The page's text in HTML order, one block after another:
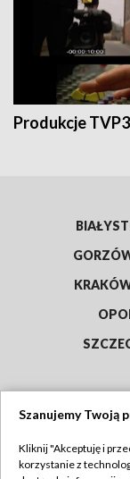
Produkcje
Szanujemy Twoją
Kliknij "Akceptuję i
korzystanie z